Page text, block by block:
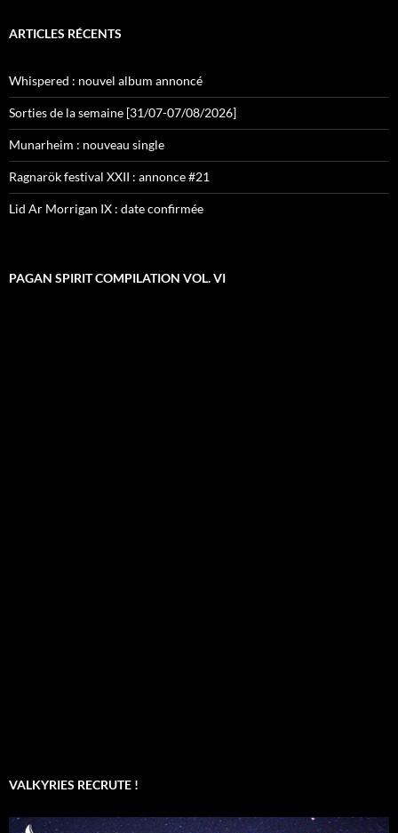
ARTICLES RÉCENTS
Whispered : nouvel album annoncé
Sorties de la semaine [31/07-07/08/2026]
Munarheim : nouveau single
Ragnarök festival XXII : annonce #21
Lid Ar Morrigan IX : date confirmée
PAGAN SPIRIT COMPILATION VOL. VI
VALKYRIES RECRUTE !